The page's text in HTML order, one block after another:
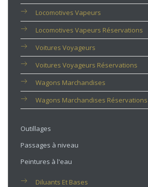
Locomotives Vapeurs
Locomotives Vapeurs Réservations
Voitures Voyageurs
Voitures Voyageurs Réservations
Wagons Marchandises
Wagons Marchandises Réservations
Outillages
Passages à niveau
Peintures à l'eau
Diluants Et Bases